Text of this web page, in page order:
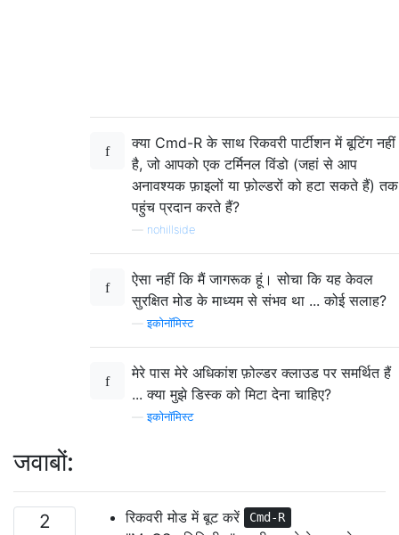
क्या Cmd-R के साथ रिकवरी पार्टीशन में बूटिंग नहीं
है, जो आपको एक टर्मिनल विंडो (जहां से आप
अनावश्यक फ़ाइलों या फ़ोल्डरों को हटा सकते हैं) तक
पहुंच प्रदान करते हैं?
nohillside
ऐसा नहीं कि मैं जागरूक हूं। सोचा कि यह केवल
सुरक्षित मोड के माध्यम से संभव था ... कोई सलाह?
—इकोनॉमिस्ट
मेरे पास मेरे अधिकांश फ़ोल्डर क्लाउड पर समर्थित हैं
... क्या मुझे डिस्क को मिटा देना चाहिए?
—इकोनॉमिस्ट
जवाबों:
2 रिकवरी मोड में बूट करें Cmd-R